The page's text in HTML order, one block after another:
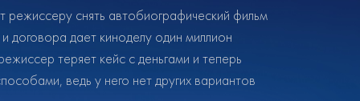
режиссеру снять автобиографический фильм
договора дает киноделу один миллион
теряет кейс с деньгами и теперь
ведь у него нет других вариантов